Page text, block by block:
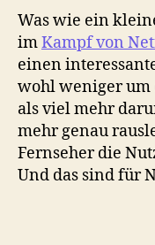
Was wie ein
imKampf von
einen
wohl weniger um
als viel mehr
mehr genau
Fernseher die
Und das sind für